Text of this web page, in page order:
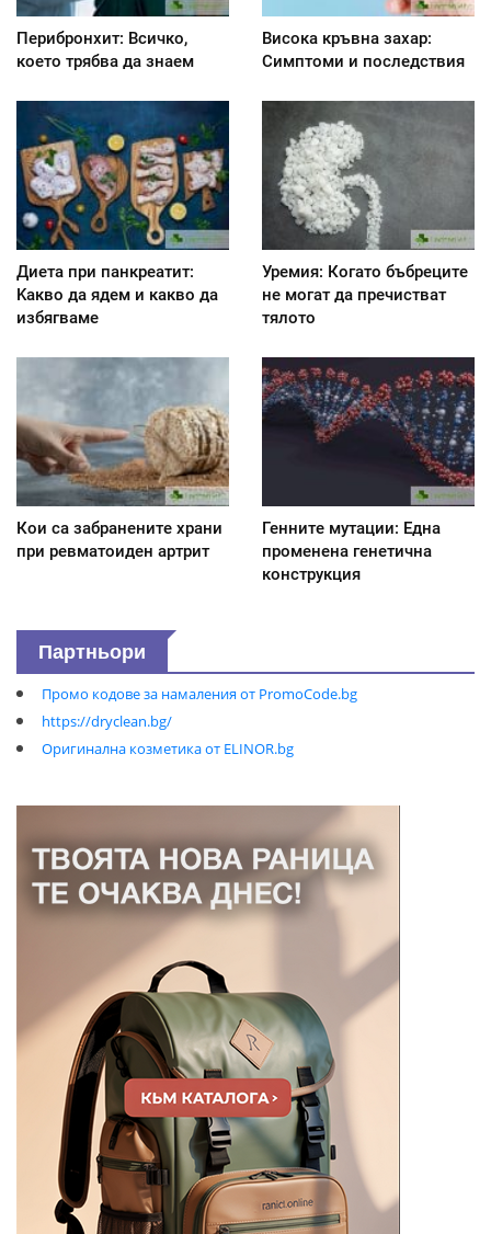
Перибронхит: Всичко,
което трябва да знаем
Висока кръвна захар:
Симптоми и последствия
Диета при панкреатит:
Kакво да ядем и какво да
избягваме
Уремия: Когато бъбреците
не могат да пречистват
тялото
Кои са забранените храни
при ревматоиден артрит
Генните мутации: Една
променена генетична
конструкция
Партньори
Промо кодове за намаления от PromoCode.bg
https://dryclean.bg/
Оригинална козметика от ELINOR.bg